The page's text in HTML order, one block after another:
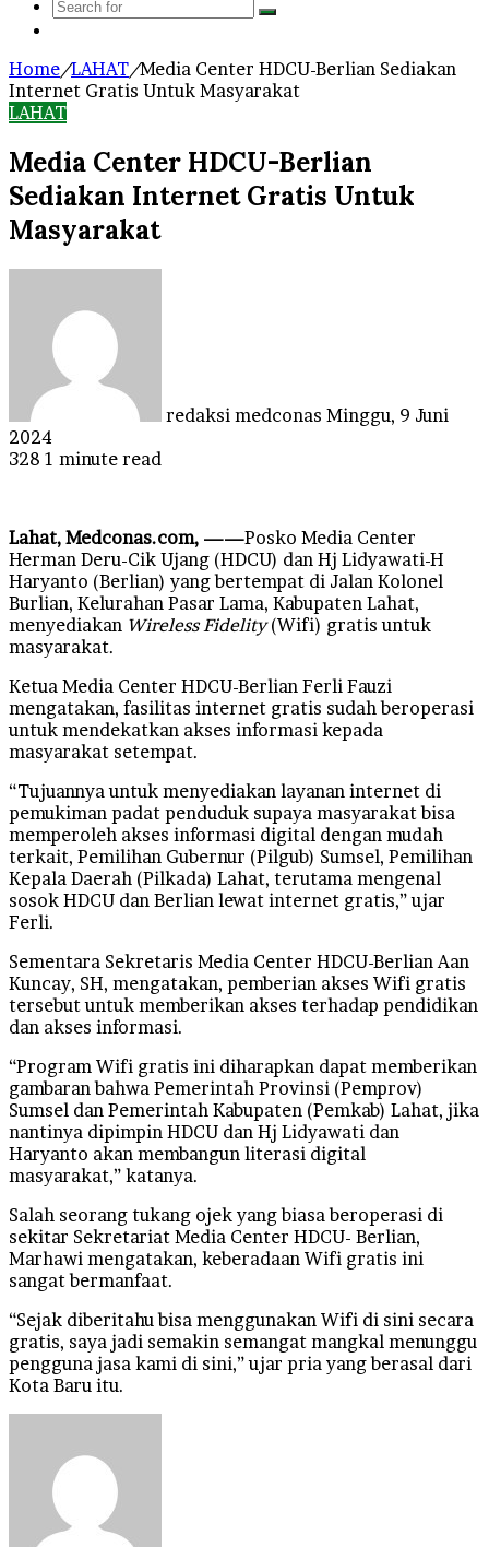
Search
Home/LAHAT/Media Center HDCU-Berlian Sediakan
Internet Gratis Untuk Masyarakat
LAHAT
Media Center HDCU-Berlian
Sediakan Internet Gratis Untuk
Masyarakat
redaksi medconas Minggu, 9 Juni
2024
328 1 minute read
Lahat, Medconas.com, ——Posko Media Center
Herman Deru-Cik Ujang (HDCU) dan Hj Lidyawati-H
Haryanto (Berlian) yang bertempat di Jalan Kolonel
Burlian, Kelurahan Pasar Lama, Kabupaten Lahat,
menyediakan Wireless Fidelity(Wifi) gratis untuk
masyarakat.
Ketua Media Center HDCU-Berlian Ferli Fauzi
mengatakan, fasilitas internet gratis sudah beroperasi
untuk mendekatkan akses informasi kepada
masyarakat setempat.
“Tujuannya untuk menyediakan layanan internet di
pemukiman padat penduduk supaya masyarakat bisa
memperoleh akses informasi digital dengan mudah
terkait, Pemilihan Gubernur (Pilgub) Sumsel, Pemilihan
Kepala Daerah (Pilkada) Lahat, terutama mengenal
sosok HDCU dan Berlian lewat internet gratis,” ujar
Ferli.
Sementara Sekretaris Media Center HDCU-Berlian Aan
Kuncay, SH, mengatakan, pemberian akses Wifi gratis
tersebut untuk memberikan akses terhadap pendidikan
dan akses informasi.
“Program Wifi gratis ini diharapkan dapat memberikan
gambaran bahwa Pemerintah Provinsi (Pemprov)
Sumsel dan Pemerintah Kabupaten (Pemkab) Lahat, jika
nantinya dipimpin HDCU dan Hj Lidyawati dan
Haryanto akan membangun literasi digital
masyarakat,” katanya.
Salah seorang tukang ojek yang biasa beroperasi di
sekitar Sekretariat Media Center HDCU- Berlian,
Marhawi mengatakan, keberadaan Wifi gratis ini
sangat bermanfaat.
“Sejak diberitahu bisa menggunakan Wifi di sini secara
gratis, saya jadi semakin semangat mangkal menunggu
pengguna jasa kami di sini,” ujar pria yang berasal dari
Kota Baru itu.